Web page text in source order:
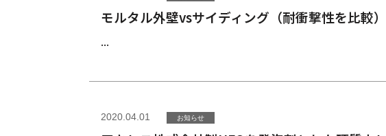
モルタル外壁vsサイディング（耐衝撃性を比較）
...
2020.04.01 お知らせ